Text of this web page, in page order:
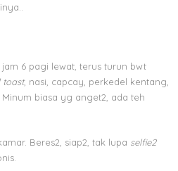
6 pagi lewat, terus turun bwt
toast, nasi, capcay, perkedel kentang,
biasa yg anget2, ada teh
Beres2, siap2, tak lupa selfie2